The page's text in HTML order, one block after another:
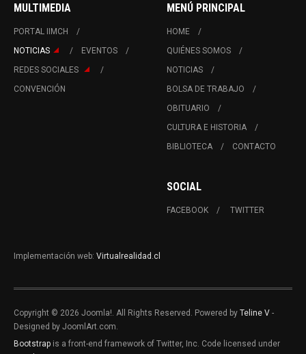
MULTIMEDIA
PORTAL IIMCH
NOTICIAS
EVENTOS
REDES SOCIALES
CONVENCIÓN
MENÚ PRINCIPAL
HOME
QUIÉNES SOMOS
NOTICIAS
BOLSA DE TRABAJO
OBITUARIO
CULTURA E HISTORIA
BIBLIOTECA
CONTACTO
SOCIAL
FACEBOOK TWITTER
Implementación web: Virtualrealidad.cl
Copyright © 2026 Joomla!. All Rights Reserved. Powered by Teline V -
Designed by JoomlArt.com.
Bootstrap is a front-end framework of Twitter, Inc. Code licensed under